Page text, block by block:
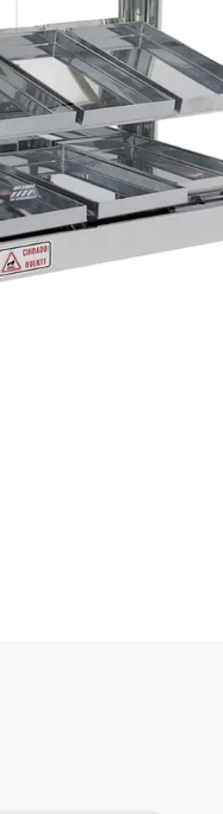
climatizador